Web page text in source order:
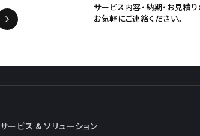
サービス内容・納期・お見積
お気軽にご連絡ください。
サービス & ソリューション